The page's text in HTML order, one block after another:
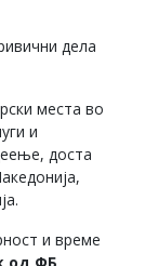
дела
места во
и
доста
и време